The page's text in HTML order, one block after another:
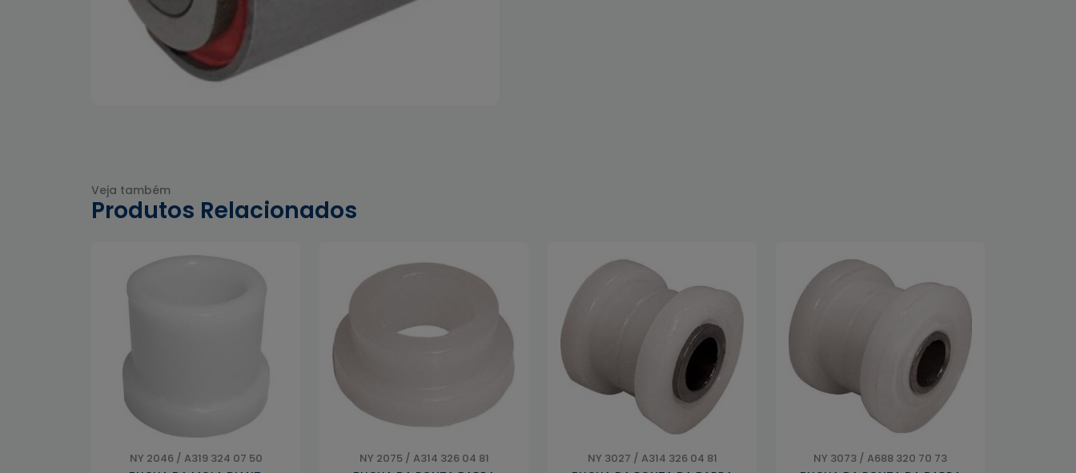
Veja também
Produtos Relacionados
NY 2046 / A319 324 07 50 NY 2075 / A314 326 04 81 NY 3027 / A314 326 04 81 NY 3073 / A688 320 70 73